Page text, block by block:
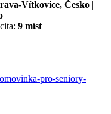
Vítkovice, Česko |
9 míst
pro-seniory-